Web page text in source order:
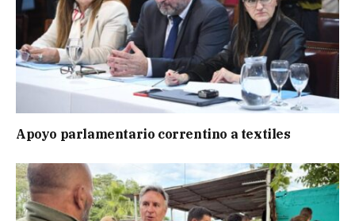
Apoyo parlamentario correntino a textiles